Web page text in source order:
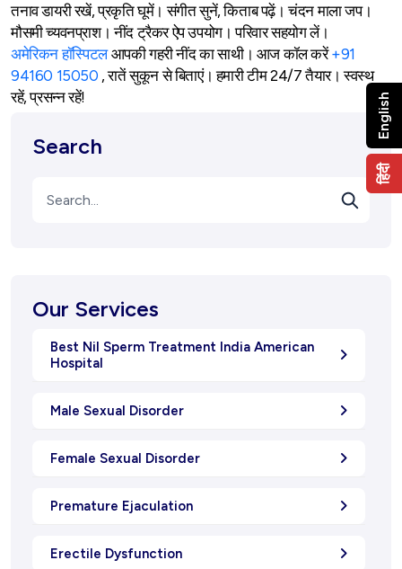
English
हिंदी
Search
Our Services
Best Nil Sperm Treatment India American
Hospital
Male Sexual Disorder
Female Sexual Disorder
Premature Ejaculation
Erectile Dysfunction
तनाव डायरी रखें, प्रकृति घूमें। संगीत सुनें, किताब पढ़ें। चंदन माला जप।
मौसमी च्यवनप्राश। नींद ट्रैकर ऐप उपयोग। परिवार सहयोग लें।
अमेरिकन हॉस्पिटलआपकी गहरी नींद का साथी। आज कॉल करें+91
94160 15050 , रातें सुकून से बिताएं। हमारी टीम 24/7 तैयार। स्वस्थ
रहें, प्रसन्न रहें!